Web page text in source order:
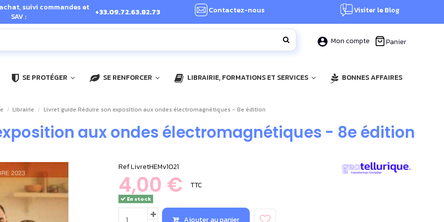
suivi commandes et
SAV :
+33.09.72.63.82.73 Contactez-nous Visiter le Blog
Mon compte Panier
SE PROTÉGER SE RENFORCER LIBRAIRIE, FORMATIONS ET SERVICES BONNES AFFAIRES
Librairie Livret guide Réduire son exposition aux ondes électromagnétiques - 8e édition
aux ondes électromagnétiques - 8e édition
RefLivretHEMv1021
4,00 € TTC
En stock
Ajouter au panier